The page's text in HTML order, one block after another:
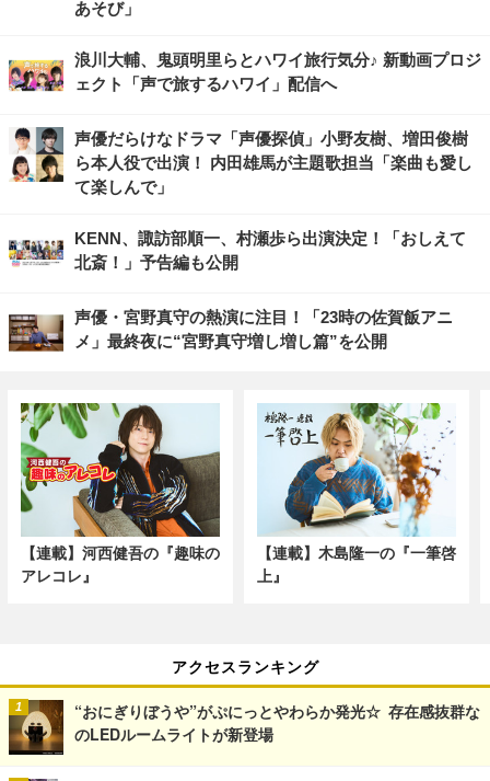
あそび」
浪川大輔、鬼頭明里らとハワイ旅行気分♪ 新動画プロジ
ェクト「声で旅するハワイ」配信へ
声優だらけなドラマ「声優探偵」小野友樹、増田俊樹
ら本人役で出演！ 内田雄馬が主題歌担当「楽曲も愛し
て楽しんで」
KENN、諏訪部順一、村瀬歩ら出演決定！「おしえて
北斎！」予告編も公開
声優・宮野真守の熱演に注目！「23時の佐賀飯アニ
メ」最終夜に“宮野真守増し増し篇”を公開
【連載】河西健吾の『趣味の
アレコレ』
【連載】木島隆一の『一筆啓
上』
アクセスランキング
“おにぎりぼうや”がぷにっとやわらか発光☆ 存在感抜群な
のLEDルームライトが新登場